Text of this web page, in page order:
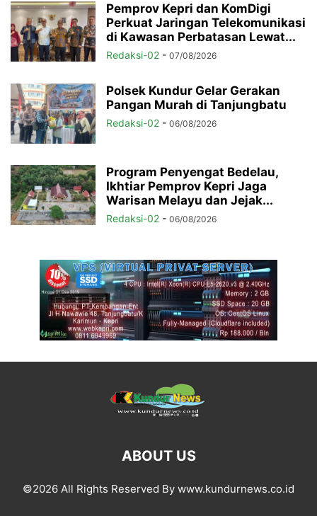
Pemprov Kepri dan KomDigi
Perkuat Jaringan Telekomunikasi
di Kawasan Perbatasan Lewat...
Redaksi-02 - 07/08/2026
Polsek Kundur Gelar Gerakan
Pangan Murah di Tanjungbatu
Redaksi-02 - 06/08/2026
Program Penyengat Bedelau,
Ikhtiar Pemprov Kepri Jaga
Warisan Melayu dan Jejak...
Redaksi-02 - 06/08/2026
ABOUT US
©2026 All Rights Reserved By www.kundurnews.co.id